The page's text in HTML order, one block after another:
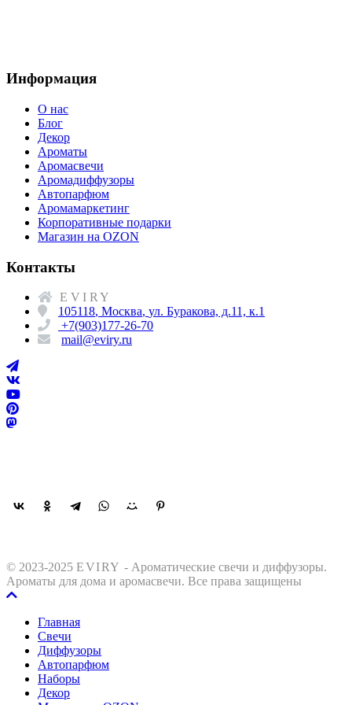
Информация
О нас
Блог
Декор
Ароматы
Аромасвечи
Аромадиффузоры
Автопарфюм
Аромамаркетинг
Корпоративные подарки
Магазин на OZON
Контакты
EVIRY
105118, Москва, ул. Буракова, д.11, к.1
+7(903)177-26-70
mail@eviry.ru
© 2023-2025 EVIRY - Ароматические свечи и диффузоры.
Ароматы для дома и аромасвечи. Все права защищены
Главная
Свечи
Диффузоры
Автопарфюм
Наборы
Декор